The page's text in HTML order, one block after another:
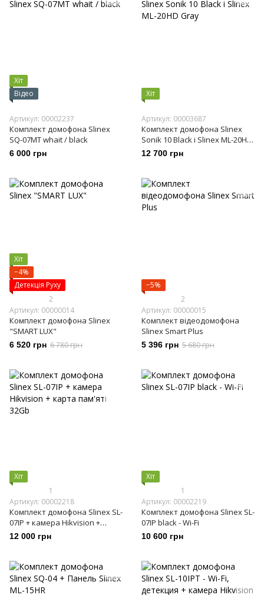
Хіт
Відео
Артикул: 00002237
Комплект домофона Slinex
SQ-07MT whait / black
6 000 грн
Хіт
Артикул: 00003687
Комплект домофона Slinex
Sonik 10 Black і Slinex ML-20HD
Gray
12 700 грн
Хіт
−4%
Детекція Руху
2
Артикул: 00000014
Комплект домофона Slinex
"SMART LUX"
6 520 грн 6 780 грн
−5%
2
Артикул: 00000015
Комплект відеодомофона
Slinex Smart Plus
5 396 грн 5 680 грн
Хіт
1
Артикул: 00002218
Комплект домофона Slinex SL-
07IP + камера Hikvision +
карта пам'яті 32Gb
12 000 грн
Хіт
1
Артикул: 00002219
Комплект домофона Slinex SL-
07IP black - Wi-Fi
10 600 грн